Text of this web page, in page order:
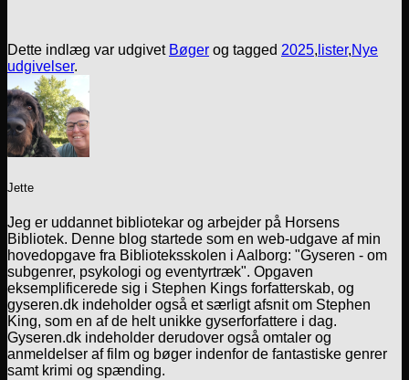
Dette indlæg var udgivet Bøger og tagged 2025, lister,Nye
udgivelser.
Jette
Jeg er uddannet bibliotekar og arbejder på Horsens
Bibliotek. Denne blog startede som en web-udgave af min
hovedopgave fra Biblioteksskolen i Aalborg: "Gyseren - om
subgenrer, psykologi og eventyrtræk". Opgaven
eksemplificerede sig i Stephen Kings forfatterskab, og
gyseren.dk indeholder også et særligt afsnit om Stephen
King, som en af de helt unikke gyserforfattere i dag.
Gyseren.dk indeholder derudover også omtaler og
anmeldelser af film og bøger indenfor de fantastiske genrer
samt krimi og spænding.